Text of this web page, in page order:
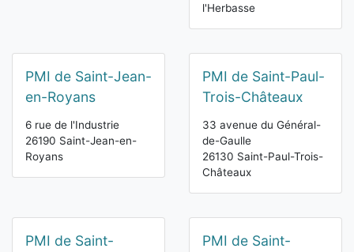
l'Herbasse
PMI de Saint-Jean-
en-Royans
6 rue de l'Industrie
26190 Saint-Jean-en-
Royans
PMI de Saint-Paul-
Trois-Châteaux
33 avenue du Général-
de-Gaulle
26130 Saint-Paul-Trois-
Châteaux
PMI de Saint-
PMI de Saint-